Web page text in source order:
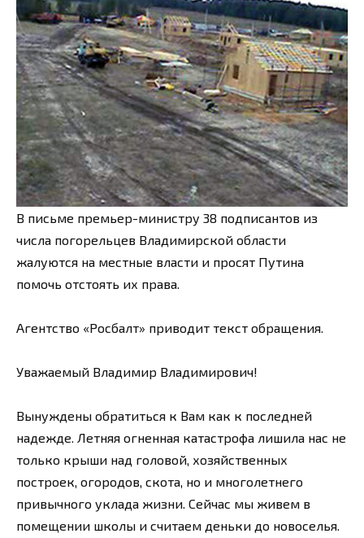
В письме премьер-министру 38 подписантов из
числа погорельцев Владимирской области
жалуются на местные власти и просят Путина
помочь отстоять их права.
Агентство «Росбалт» приводит текст обращения.
Уважаемый Владимир Владимирович!
Вынуждены обратиться к Вам как к последней
надежде. Летняя огненная катастрофа лишила нас не
только крыши над головой, хозяйственных
построек, огородов, скота, но и многолетнего
привычного уклада жизни. Сейчас мы живем в
помещении школы и считаем деньки до новоселья.